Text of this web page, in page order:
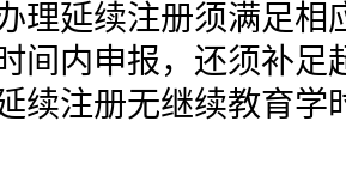
理延续注册须满足相
间内申报，还须补足
续注册无继续教育学